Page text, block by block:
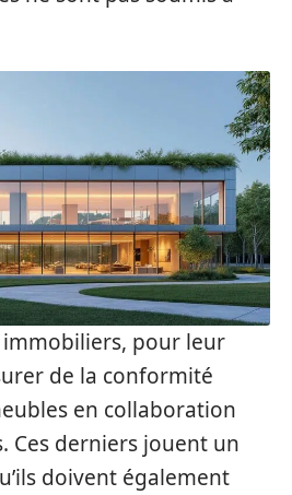
pour leur
de la conformité
en collaboration
Ces derniers jouent un
doivent également